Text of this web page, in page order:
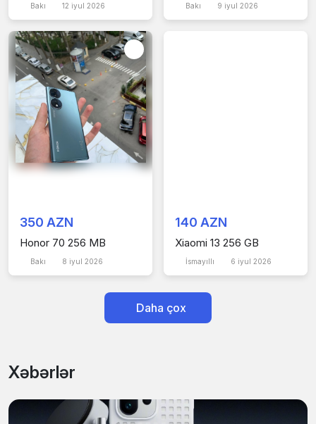
Bakı 12 iyul 2026 Bakı 9 iyul 2026
350 AZN
Honor 70 256 MB
Bakı 8 iyul 2026
140 AZN
Xiaomi 13 256 GB
İsmayıllı 6 iyul 2026
Daha çox
Xəbərlər